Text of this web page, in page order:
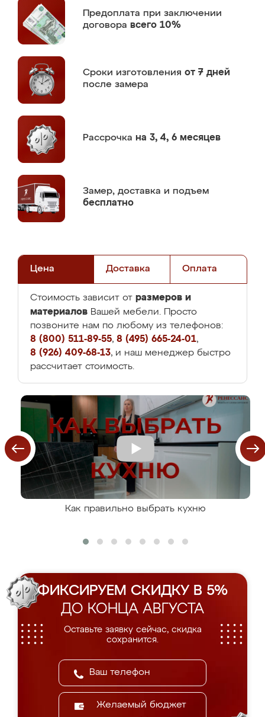
Предоплата при заключении
договора всего 10%
Сроки изготовления от 7 дней
после замера
Рассрочка на 3, 4, 6 месяцев
Замер, доставка и подъем
бесплатно
Цена Доставка Оплата
Стоимость зависит от размеров и
материалов Вашей мебели. Просто
позвоните нам по любому из телефонов:
8 (800) 511-89-55, 8 (495) 665-24-01,
8 (926) 409-68-13, и наш менеджер быстро
рассчитает стоимость.
Как правильно выбрать кухню
ФИКСИРУЕМ СКИДКУ В 5%
ДО КОНЦА АВГУСТА
Оставьте заявку сейчас, скидка
сохранится.
Желаемый бюджет